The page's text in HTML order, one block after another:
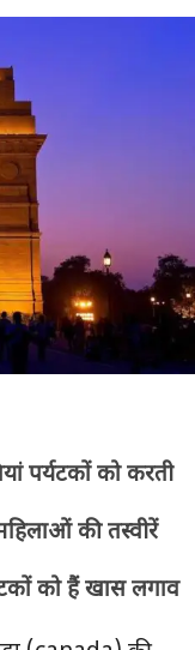
पर्यटकों को करती
की तस्वीरें
को हैं खास लगाव